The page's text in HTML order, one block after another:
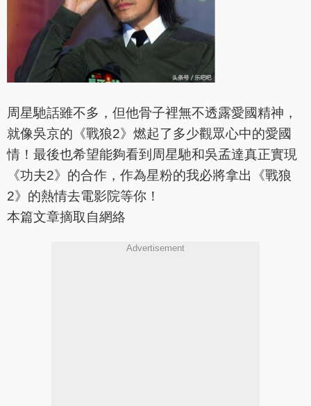
周星馳話雖不多，但他骨子裡無不透露愛國精神，
就像吳京的《戰狼2》燃起了多少觀眾心中的愛國
情！最後也希望能夠看到周星馳和吳孟達真正實現
《功夫2》的合作，作為星粉的我必將拿出《戰狼
2》的熱情去電影院等你！
本篇文章摘取自網絡
Advertisement